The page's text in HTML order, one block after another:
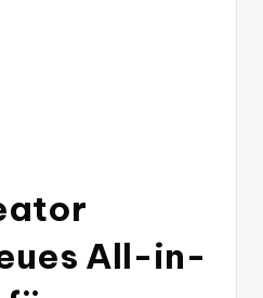
All-in-